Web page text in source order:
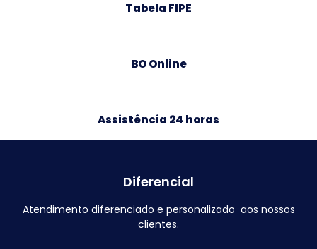
Tabela FIPE
BO Online
Assistência 24 horas
Diferencial
Atendimento diferenciado e personalizado aos nossos
clientes.